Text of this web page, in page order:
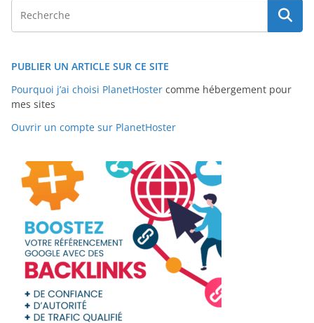
PUBLIER UN ARTICLE SUR CE SITE
Pourquoi j’ai choisi PlanetHoster comme hébergement pour
mes sites
Ouvrir un compte sur PlanetHoster